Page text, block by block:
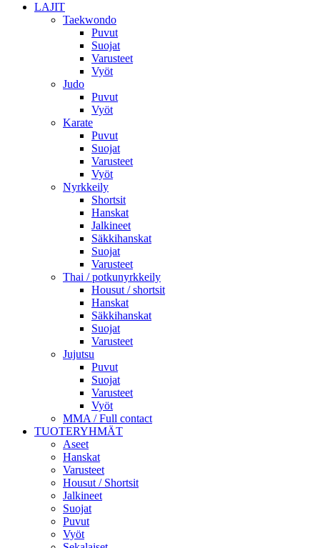
LAJIT
Taekwondo
Puvut
Suojat
Varusteet
Vyöt
Judo
Puvut
Vyöt
Karate
Puvut
Suojat
Varusteet
Vyöt
Nyrkkeily
Shortsit
Hanskat
Jalkineet
Säkkihanskat
Suojat
Varusteet
Thai / potkunyrkkeily
Housut / shortsit
Hanskat
Säkkihanskat
Suojat
Varusteet
Jujutsu
Puvut
Suojat
Varusteet
Vyöt
MMA / Full contact
TUOTERYHMÄT
Aseet
Hanskat
Varusteet
Housut / Shortsit
Jalkineet
Suojat
Puvut
Vyöt